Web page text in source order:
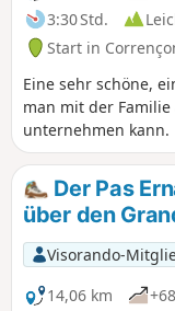
3:30 Std.
Start in
Eine sehr schöne,
man mit der
unternehmen kann.
Der Pas
über den
Visorando-
14,06 km